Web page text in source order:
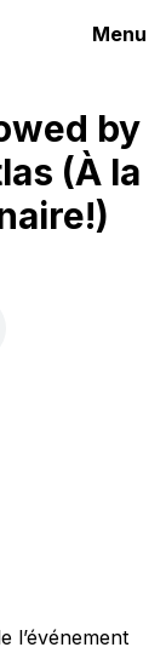
Menu
by
(À la
l’événement